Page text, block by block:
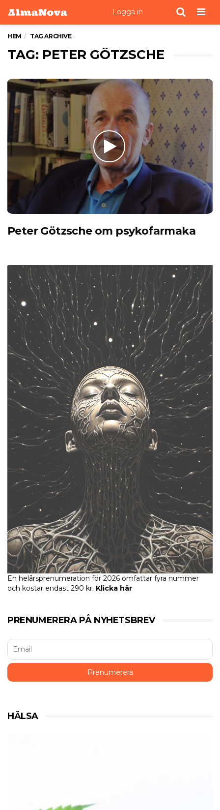
Logga in
HEM TAG ARCHIVE
TAG: PETER GÖTZSCHE
Peter Götzsche om psykofarmaka
En helårsprenumeration för 2026 omfattar fyra nummer
och kostar endast 290 kr. Klicka här
PRENUMERERA PÅ NYHETSBREV
HÄLSA